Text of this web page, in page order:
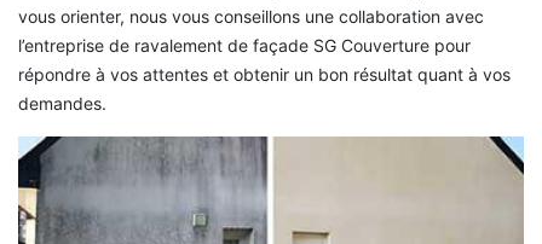
vous orienter, nous vous conseillons une collaboration avec
l’entreprise de ravalement de façade SG Couverture pour
répondre à vos attentes et obtenir un bon résultat quant à vos
demandes.